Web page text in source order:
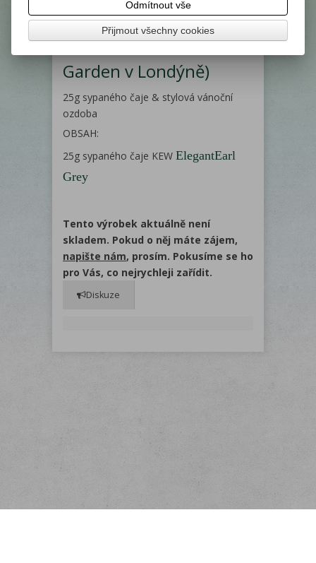
KEW GARDEN BEYOND THE LEAF
COLLECTION (spolupráce s vyhlášenou
botanickou zahradou Kew
Garden v Londýně)
25g sypaného čaje & stylová vánoční
ozdoba
OBSAH:
25g sypaného čaje KEW ElegantEarl
Grey
Tento výrobek aktuálně není
skladem. Pokud o něj máte zájem,
napište nám, prosím. Pokusíme se ho
pro Vás, co nejrychleji zařídit.
Diskuze
Odmítnout vše
Přijmout všechny cookies